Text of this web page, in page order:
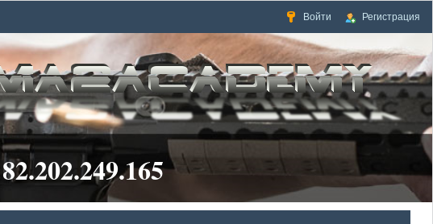
Войти Регистрация